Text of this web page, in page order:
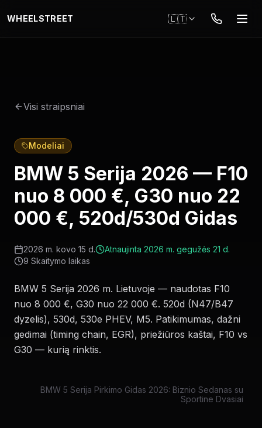
WHEELSTREET 🇱🇹
Visi straipsniai
Modeliai
BMW 5 Serija 2026 — F10
nuo 8 000 €, G30 nuo 22
000 €, 520d/530d Gidas
2026 m. kovo 15 d. Atnaujinta 2026 m. gegužės 21 d.
9 Skaitymo laikas
BMW 5 Serija 2026 m. Lietuvoje — naudotas F10
nuo 8 000 €, G30 nuo 22 000 €. 520d (N47/B47
dyzelis), 530d, 530e PHEV, M5. Patikimumas, dažni
gedimai (timing chain, EGR), priežiūros kaštai, F10 vs
G30 — kurią rinktis.
BMW 5 Serija Pirkimo Gidas 2026: Biznio Sedanas su
Sportine Dvasiai